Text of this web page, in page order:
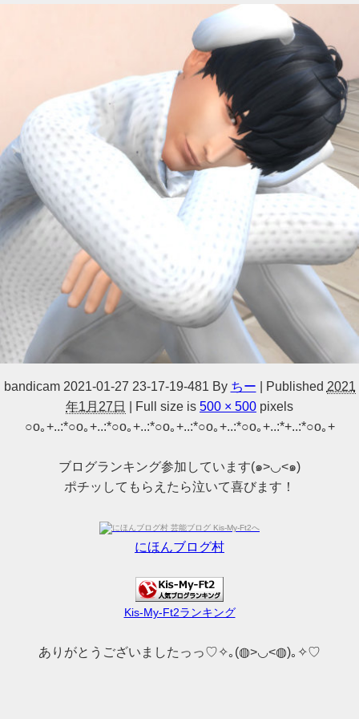
bandicam 2021-01-27 23-17-19-481 By ちー Published 2021
年1月27日
Full size is 500 × 500 pixels
○o｡+..:*○o｡+..:*○o｡+..:*○o｡+..:*○o｡+..:*○o｡+..:*+..:*○o｡+
ブログランキング参加しています(๑>◡<๑)
ポチッしてもらえたら泣いて喜びます！
にほんブログ村
Kis-My-Ft2ランキング
ありがとうございましたっっ♡✧｡(◍>◡<◍)｡✧♡